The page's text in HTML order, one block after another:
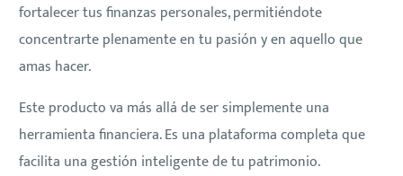
fortalecer tus finanzas personales, permitiéndote
concentrarte plenamente en tu pasión y en aquello que
amas hacer.
Este producto va más allá de ser simplemente una
herramienta financiera. Es una plataforma completa que
facilita una gestión inteligente de tu patrimonio.